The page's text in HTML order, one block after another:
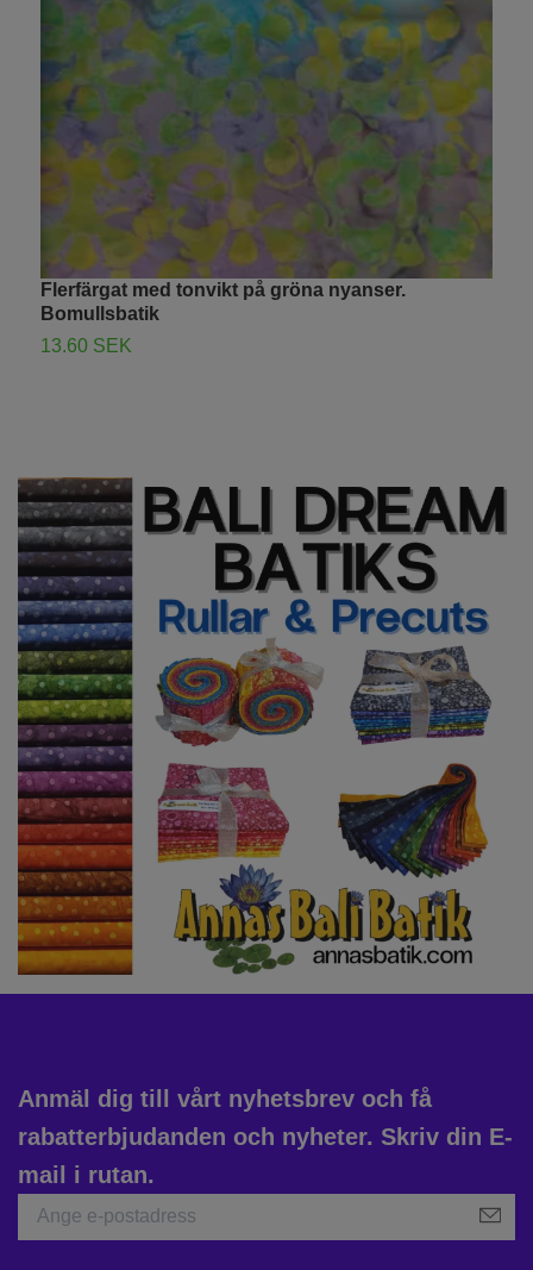
Flerfärgat med tonvikt på gröna nyanser.
Bomullsbatik
13.60 SEK
Anmäl dig till vårt nyhetsbrev och få
rabatterbjudanden och nyheter. Skriv din E-
mail i rutan.